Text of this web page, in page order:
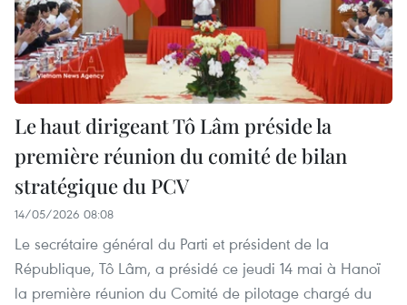
Le haut dirigeant Tô Lâm préside la
première réunion du comité de bilan
stratégique du PCV
14/05/2026 08:08
Le secrétaire général du Parti et président de la
République, Tô Lâm, a présidé ce jeudi 14 mai à Hanoï
la première réunion du Comité de pilotage chargé du